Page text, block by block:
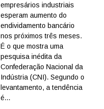
do
próximos
três
meses,
empresários industriais
esperam aumento do
endividamento bancário
nos próximos três meses.
É o que mostra uma
pesquisa inédita da
Confederação Nacional da
Indústria (CNI). Segundo o
levantamento, a tendência
é...